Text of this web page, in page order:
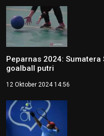
Peparnas 2024:
goalball putri
12 Oktober 2024 14:56